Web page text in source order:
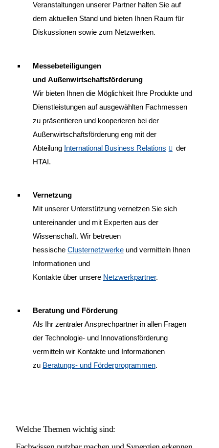
Veranstaltungen unserer Partner halten Sie auf
dem aktuellen Stand und bieten Ihnen Raum für
Diskussionen sowie zum Netzwerken.
Messebeteiligungen
und Außenwirtschaftsförderung
Wir bieten Ihnen die Möglichkeit Ihre Produkte und
Dienstleistungen auf ausgewählten Fachmessen
zu präsentieren und kooperieren bei der
Außenwirtschaftsförderung eng mit der
Abteilung International Business Relations
der
HTAI.
Vernetzung
Mit unserer Unterstützung vernetzen Sie sich
untereinander und mit Experten aus der
Wissenschaft. Wir betreuen
hessische Clusternetzwerkeund vermitteln Ihnen
Informationen und
Kontakte über unsere Netzwerkpartner.
Beratung und Förderung
Als Ihr zentraler Ansprechpartner in allen Fragen
der Technologie- und Innovationsförderung
vermitteln wir Kontakte und Informationen
zu Beratungs- und Förderprogrammen.
Welche Themen wichtig sind: